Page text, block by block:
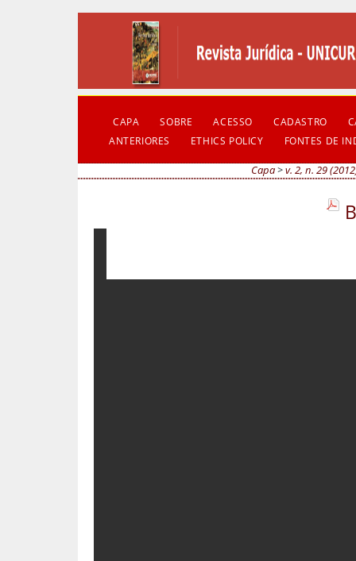
CAPA SOBRE ACESSO CADASTRO
ANTERIORES
ETHICS POLICY FONTES DE
Capa>v. 2, n. 29